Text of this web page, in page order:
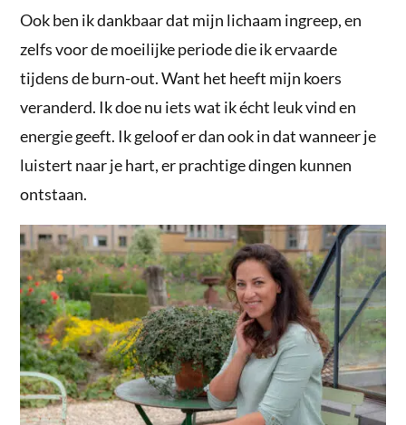
Ook ben ik dankbaar dat mijn lichaam ingreep, en
zelfs voor de moeilijke periode die ik ervaarde
tijdens de burn-out. Want het heeft mijn koers
veranderd. Ik doe nu iets wat ik écht leuk vind en
energie geeft. Ik geloof er dan ook in dat wanneer je
luistert naar je hart, er prachtige dingen kunnen
ontstaan.